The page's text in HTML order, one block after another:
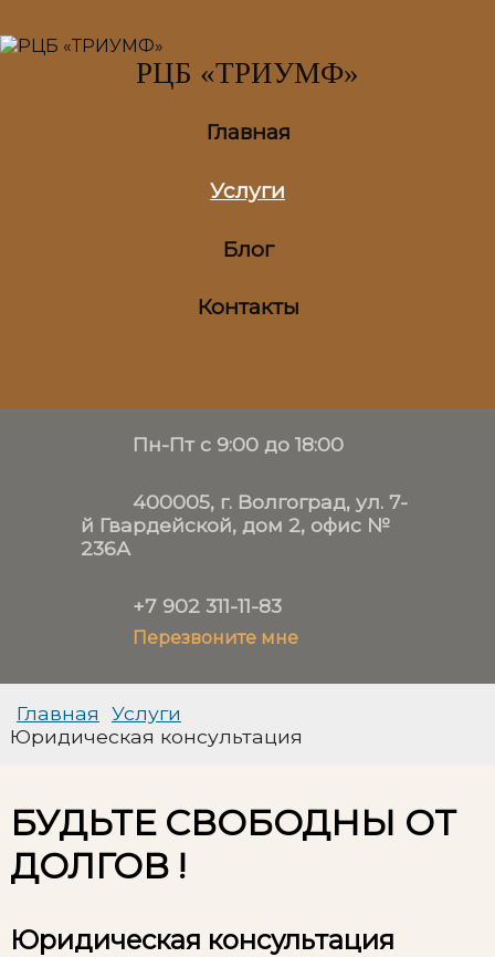
РЦБ «ТРИУМФ»
Главная
Услуги
Блог
Контакты
Пн-Пт с 9:00 до 18:00
400005, г. Волгоград, ул. 7-
й Гвардейской, дом 2, офис №
236А
+7 902 311-11-83
Перезвоните мне
Главная
Услуги
Юридическая консультация
БУДЬТЕ СВОБОДНЫ ОТ
ДОЛГОВ !
Юридическая консультация